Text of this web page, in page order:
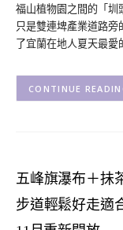
福山植物園之間的「圳
只是雙連埤產業道路
了宜蘭在地人夏天最
CONTINUE
五峰旗瀑布＋抺
步道輕鬆好走適